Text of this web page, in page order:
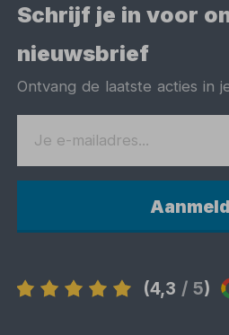
Schrijf je in voor
nieuwsbrief
Ontvang de laatste acties in
(4,3 / 5)